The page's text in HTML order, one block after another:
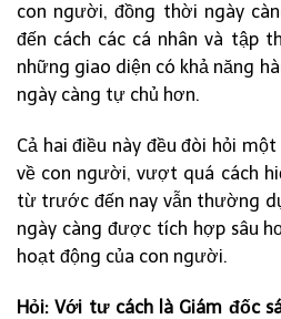
con người, đồng thời ngày
đến cách các cá nhân và tập
những giao diện có khả năng
ngày càng tự chủ hơn.
Cả hai điều này đều đòi hỏi
về con người, vượt quá cách
từ trước đến nay vẫn thường
ngày càng được tích hợp sâu
hoạt động của con người.
Hỏi: Với tư cách là Giám đốc